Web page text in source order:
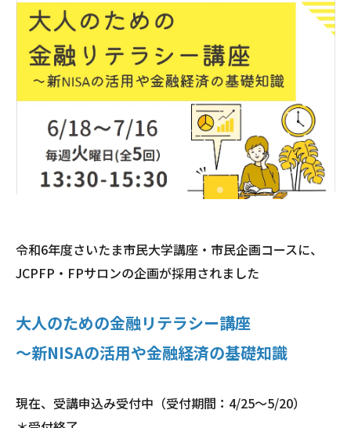
令和6年度さいたま市民大学講座・市民企画コースに、
JCPFP・FPサロンの企画が採用されました
大人のための金融リテラシー講座
～新NISAの活用や金融経済の基礎知識
現在、受講申込み受付中（受付期間：4/25～5/20）